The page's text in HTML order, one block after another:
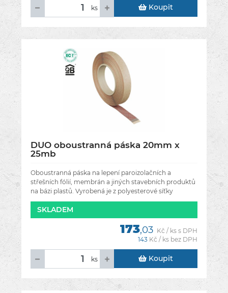
ks Koupit
DUO oboustranná páska 20mm x
25mb
Oboustranná páska na lepení paroizolačních a
střešních fólií, membrán a jiných stavebních produktů
na bázi plastů. Vyrobená je z polyesterové síťky
pokryté oboustrannou
SKLADEM
173,03 Kč / ks s DPH
143 Kč / ks bez DPH
ks Koupit